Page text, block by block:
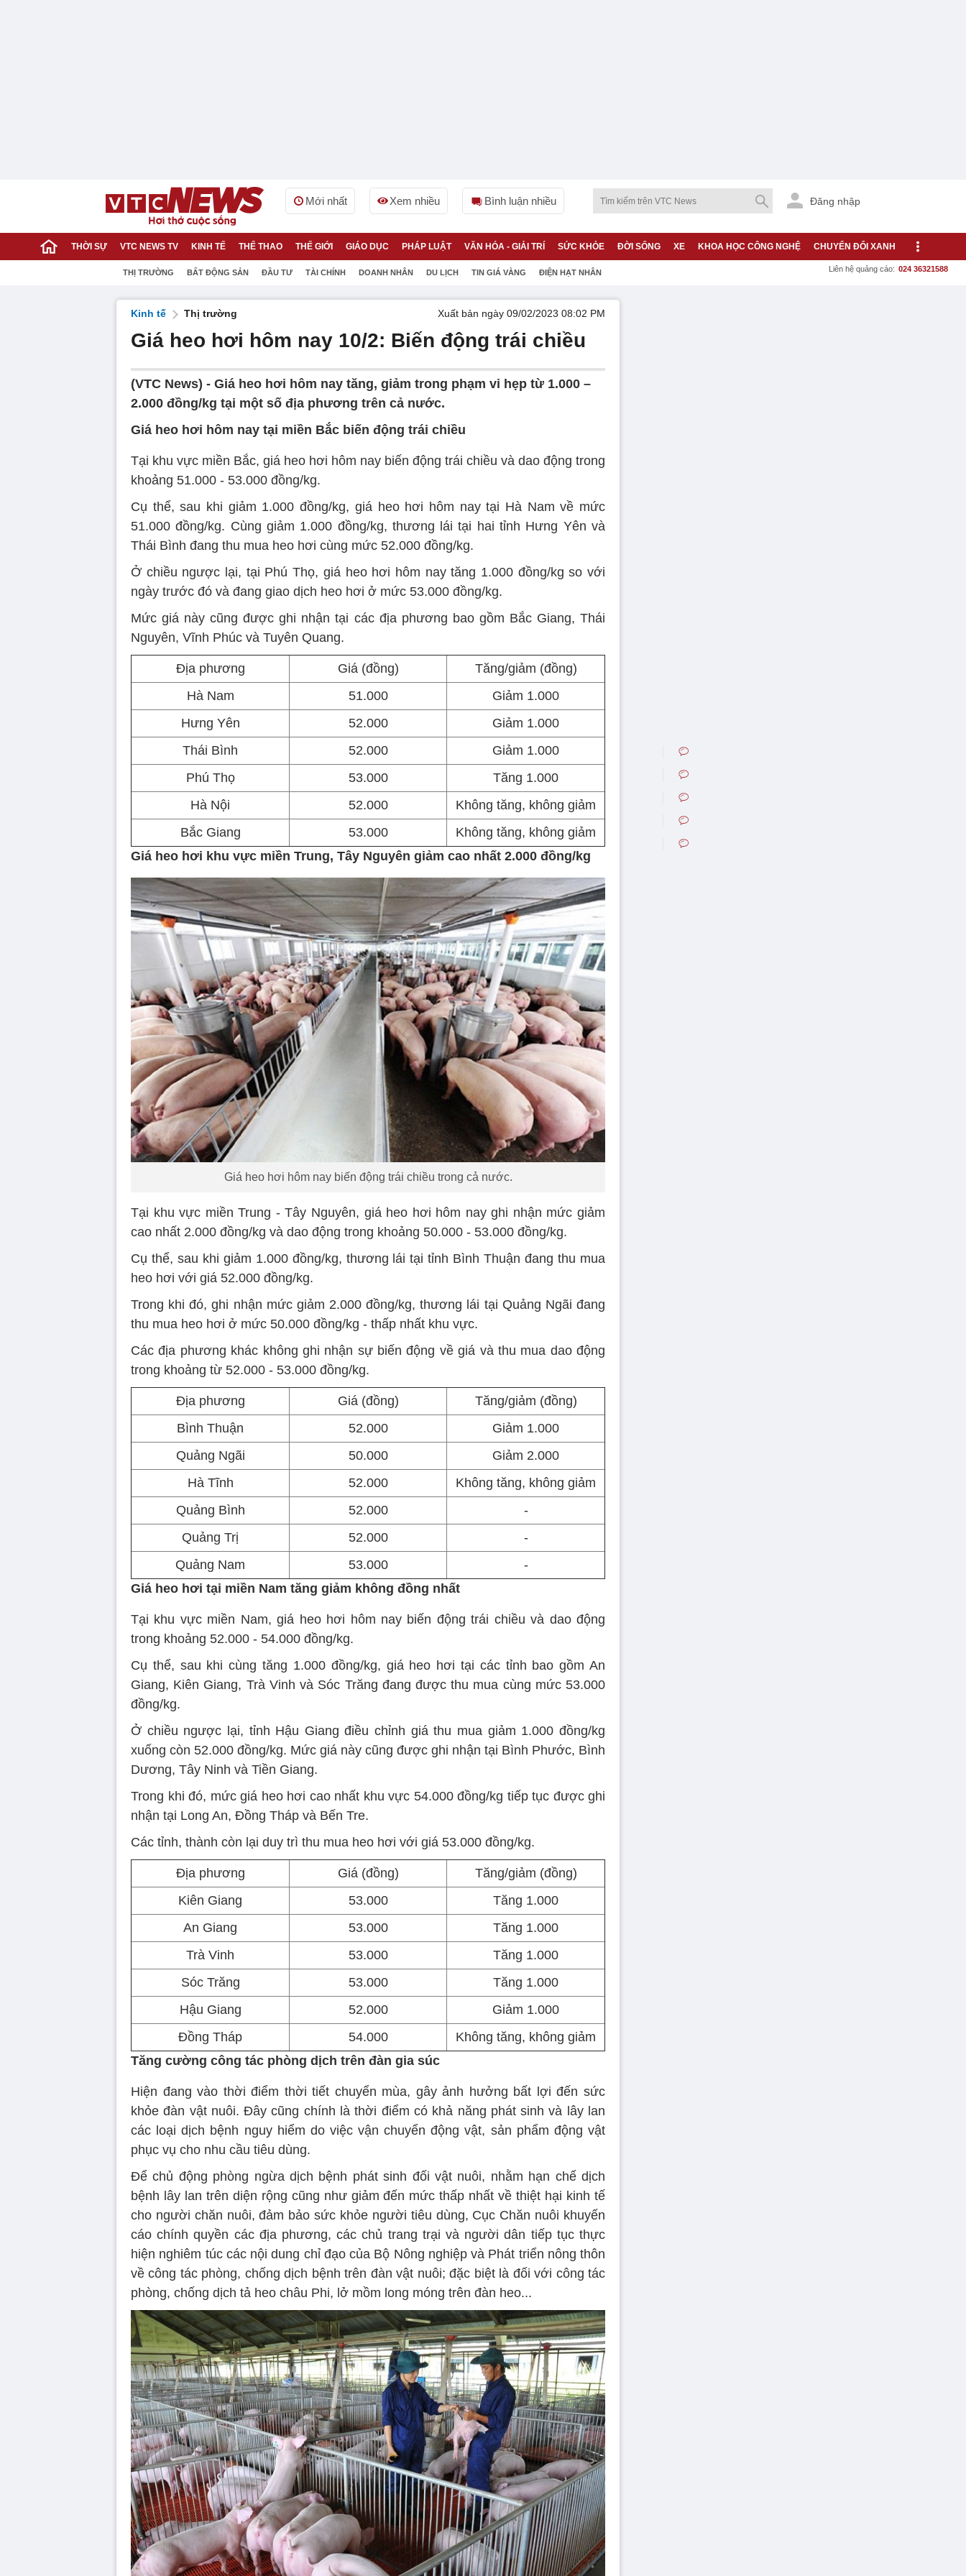
Mới nhất Xem nhiều Bình luận nhiều Đăng nhập
THỜI SỰ VTC NEWS TV KINH TẾ THỂ THAO THẾ GIỚI GIÁO DỤC PHÁP LUẬT VĂN HÓA - GIẢI TRÍ SỨC KHỎE ĐỜI SỐNG XE KHOA HỌC CÔNG NGHỆ CHUYỂN ĐỔI XANH
THỊ TRƯỜNG BẤT ĐỘNG SẢN ĐẦU TƯ TÀI CHÍNH DOANH NHÂN DU LỊCH TIN GIÁ VÀNG ĐIỆN HẠT NHÂN Liên hệ quảng cáo: 024 36321588
Kinh tế Thị trường Xuất bản ngày 09/02/2023 08:02 PM
Giá heo hơi hôm nay 10/2: Biến động trái chiều
(VTC News) - Giá heo hơi hôm nay tăng, giảm trong phạm vi hẹp từ 1.000 –
2.000 đồng/kg tại một số địa phương trên cả nước.
Giá heo hơi hôm nay tại miền Bắc biến động trái chiều
Tại khu vực miền Bắc, giá heo hơi hôm nay biến động trái chiều và dao động trong
khoảng 51.000 - 53.000 đồng/kg.
Cụ thể, sau khi giảm 1.000 đồng/kg, giá heo hơi hôm nay tại Hà Nam về mức
51.000 đồng/kg. Cùng giảm 1.000 đồng/kg, thương lái tại hai tỉnh Hưng Yên và
Thái Bình đang thu mua heo hơi cùng mức 52.000 đồng/kg.
Ở chiều ngược lại, tại Phú Thọ, giá heo hơi hôm nay tăng 1.000 đồng/kg so với
ngày trước đó và đang giao dịch heo hơi ở mức 53.000 đồng/kg.
Mức giá này cũng được ghi nhận tại các địa phương bao gồm Bắc Giang, Thái
Nguyên, Vĩnh Phúc và Tuyên Quang.
Địa phương Giá (đồng)
Tăng/giảm (đồng)
Hà Nam
51.000
Giảm 1.000
Hưng Yên
52.000
Giảm 1.000
Thái Bình
52.000
Giảm 1.000
Phú Thọ
53.000
Tăng 1.000
Hà Nội
52.000
Không tăng, không giảm
Bắc Giang
53.000
Không tăng, không giảm
Giá heo hơi khu vực miền Trung, Tây Nguyên giảm cao nhất 2.000 đồng/kg
Giá heo hơi hôm nay biến động trái chiều trong cả nước.
Tại khu vực miền Trung - Tây Nguyên, giá heo hơi hôm nay ghi nhận mức giảm
cao nhất 2.000 đồng/kg và dao động trong khoảng 50.000 - 53.000 đồng/kg.
Cụ thể, sau khi giảm 1.000 đồng/kg, thương lái tại tỉnh Bình Thuận đang thu mua
heo hơi với giá 52.000 đồng/kg.
Trong khi đó, ghi nhận mức giảm 2.000 đồng/kg, thương lái tại Quảng Ngãi đang
thu mua heo hơi ở mức 50.000 đồng/kg - thấp nhất khu vực.
Các địa phương khác không ghi nhận sự biến động về giá và thu mua dao động
trong khoảng từ 52.000 - 53.000 đồng/kg.
Địa phương Giá (đồng)
Tăng/giảm (đồng)
Bình Thuận
52.000
Giảm 1.000
Quảng Ngãi
50.000
Giảm 2.000
Hà Tĩnh
52.000
Không tăng, không giảm
Quảng Bình
52.000
-
Quảng Trị
52.000
-
Quảng Nam
53.000
-
Giá heo hơi tại miền Nam tăng giảm không đồng nhất
Tại khu vực miền Nam, giá heo hơi hôm nay biến động trái chiều và dao động
trong khoảng 52.000 - 54.000 đồng/kg.
Cụ thể, sau khi cùng tăng 1.000 đồng/kg, giá heo hơi tại các tỉnh bao gồm An
Giang, Kiên Giang, Trà Vinh và Sóc Trăng đang được thu mua cùng mức 53.000
đồng/kg.
Ở chiều ngược lại, tỉnh Hậu Giang điều chỉnh giá thu mua giảm 1.000 đồng/kg
xuống còn 52.000 đồng/kg. Mức giá này cũng được ghi nhận tại Bình Phước, Bình
Dương, Tây Ninh và Tiền Giang.
Trong khi đó, mức giá heo hơi cao nhất khu vực 54.000 đồng/kg tiếp tục được ghi
nhận tại Long An, Đồng Tháp và Bến Tre.
Các tỉnh, thành còn lại duy trì thu mua heo hơi với giá 53.000 đồng/kg.
Địa phương Giá (đồng)
Tăng/giảm (đồng)
Kiên Giang
53.000
Tăng 1.000
An Giang
53.000
Tăng 1.000
Trà Vinh
53.000
Tăng 1.000
Sóc Trăng
53.000
Tăng 1.000
Hậu Giang
52.000
Giảm 1.000
Đồng Tháp
54.000
Không tăng, không giảm
Tăng cường công tác phòng dịch trên đàn gia súc
Hiện đang vào thời điểm thời tiết chuyển mùa, gây ảnh hưởng bất lợi đến sức
khỏe đàn vật nuôi. Đây cũng chính là thời điểm có khả năng phát sinh và lây lan
các loại dịch bệnh nguy hiểm do việc vận chuyển động vật, sản phẩm động vật
phục vụ cho nhu cầu tiêu dùng.
Để chủ động phòng ngừa dịch bệnh phát sinh đối vật nuôi, nhằm hạn chế dịch
bệnh lây lan trên diện rộng cũng như giảm đến mức thấp nhất về thiệt hại kinh tế
cho người chăn nuôi, đảm bảo sức khỏe người tiêu dùng, Cục Chăn nuôi khuyến
cáo chính quyền các địa phương, các chủ trang trại và người dân tiếp tục thực
hiện nghiêm túc các nội dung chỉ đạo của Bộ Nông nghiệp và Phát triển nông thôn
về công tác phòng, chống dịch bệnh trên đàn vật nuôi; đặc biệt là đối với công tác
phòng, chống dịch tả heo châu Phi, lở mồm long móng trên đàn heo...